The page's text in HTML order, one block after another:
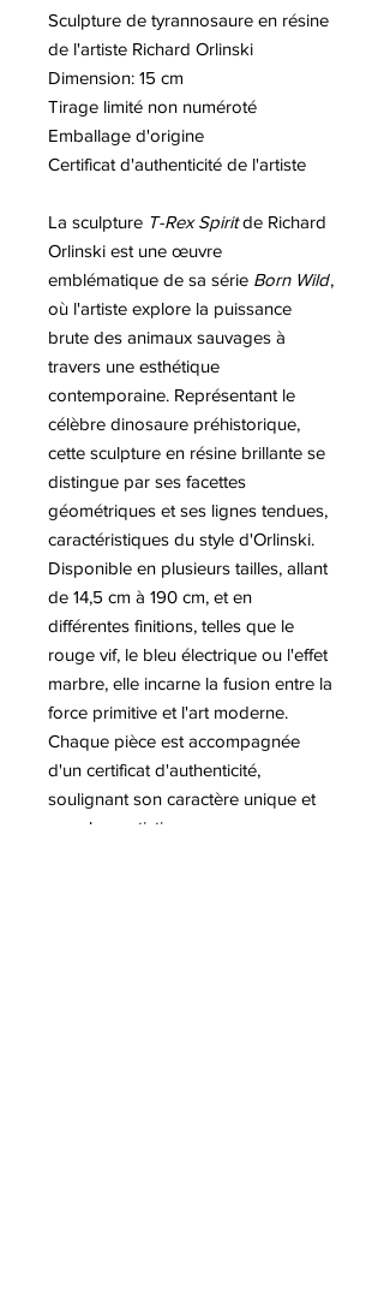
Sculpture de tyrannosaure en résine
de l'artiste Richard Orlinski
Dimension: 15 cm
Tirage limité non numéroté
Emballage d'origine
Certificat d'authenticité de l'artiste
La sculpture T-Rex Spiritde Richard
Orlinski est une œuvre
emblématique de sa série Born Wild,
où l'artiste explore la puissance
brute des animaux sauvages à
travers une esthétique
contemporaine. Représentant le
célèbre dinosaure préhistorique,
cette sculpture en résine brillante se
distingue par ses facettes
géométriques et ses lignes tendues,
caractéristiques du style d'Orlinski.
Disponible en plusieurs tailles, allant
de 14,5 cm à 190 cm, et en
différentes finitions, telles que le
rouge vif, le bleu électrique ou l'effet
marbre, elle incarne la fusion entre la
force primitive et l'art moderne.
Chaque pièce est accompagnée
d'un certificat d'authenticité,
soulignant son caractère unique et
sa valeur artistique.